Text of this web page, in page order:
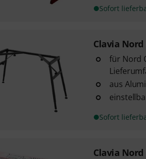
Sofort
Clavia Nord
für Nord
aus
Sofort
Clavia Nord